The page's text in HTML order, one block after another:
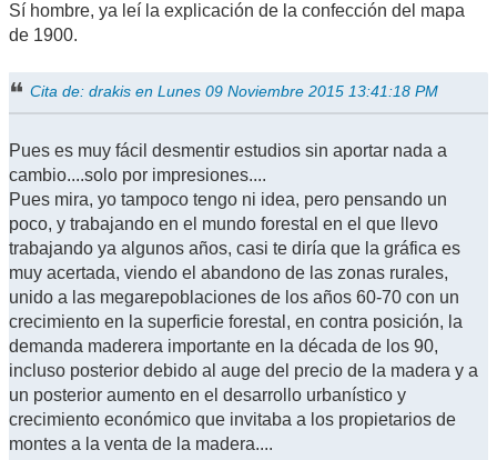
Sí hombre, ya leí la explicación de la confección del mapa
de 1900.
Cita de: drakis en Lunes 09 Noviembre 2015 13:41:18 PM
Pues es muy fácil desmentir estudios sin aportar nada a
cambio....solo por impresiones....
Pues mira, yo tampoco tengo ni idea, pero pensando un
poco, y trabajando en el mundo forestal en el que llevo
trabajando ya algunos años, casi te diría que la gráfica es
muy acertada, viendo el abandono de las zonas rurales,
unido a las megarepoblaciones de los años 60-70 con un
crecimiento en la superficie forestal, en contra posición, la
demanda maderera importante en la década de los 90,
incluso posterior debido al auge del precio de la madera y a
un posterior aumento en el desarrollo urbanístico y
crecimiento económico que invitaba a los propietarios de
montes a la venta de la madera....